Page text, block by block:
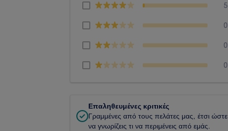
5
0
0
0
Επαληθευμένες κριτικές
Γραμμένες από τους πελάτες μας, έτσι ώστε
να γνωρίζεις τι να περιμένεις από εμάς.